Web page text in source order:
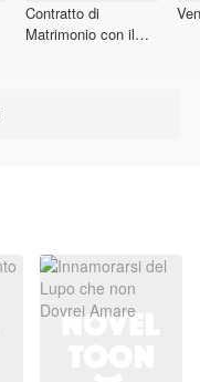
Contratto di
Matrimonio con il